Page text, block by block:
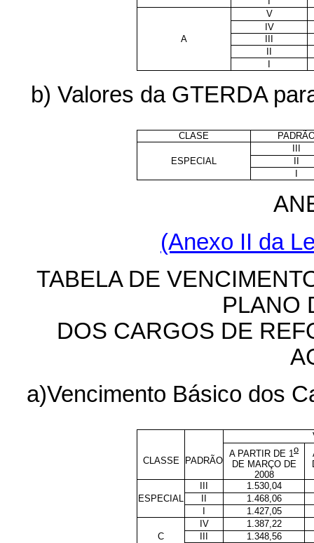
V
IV
A
b) Valores da GTERDA
CLASE
ESPECIAL
(Anexo II da
TABELA DE
PLANO
DOS CARGOS DE
a)Vencimento Básico dos
CLASSE PADRÃO
A PARTIR DE 1o
DE MARÇO DE
2008
1.530,04
ESPECIAL
1.468,06
1.427,05
IV
1.387,22
C
1.348,56